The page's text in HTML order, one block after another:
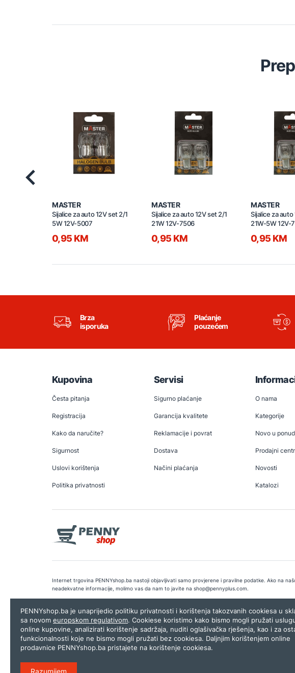
MASTER
Sijalice za auto 12V set 2/1
5W 12V-5007
0,95 KM
MASTER
Sijalice za auto 12V set 2/1
21W 12V-7506
0,95 KM
MASTER
Sijalice za auto
21W-5W 12V-
0,95 KM
Brza
isporuka
Plaćanje
pouzećem
Kupovina
Česta pitanja
Registracija
Kako da naručite?
Sigurnost
Uslovi korištenja
Politika privatnosti
Servisi
Sigurno plaćanje
Garancija kvalitete
Reklamacije i povrat
Dostava
Načini plaćanja
O nama
Kategorije
Novo u
Prodajni
Novosti
Katalozi
Internet trgovina PENNYshop.ba nastoji objavljivati samo provjerene i pravilne podatke. Ako na
neadekvatne informacije, molimo vas da nam to javite na shop@pennyplus.com.
Copyright © 2026.Penny plus d.o.o. Sarajevo.Dizajn i programiranje:Lampa.ba
PENNYshop.ba je unaprijedio politiku privatnosti i korištenja takozvanih cookiesa u
sa novom europskom regulativom. Cookiese koristimo kako bismo mogli pružati
online kupovine, analizirati korištenje sadržaja, nuditi oglašivačka rješenja, kao i za
funkcionalnosti koje ne bismo mogli pružati bez cookiesa. Daljnjim korištenjem online
prodavnice PENNYshop.ba pristajete na korištenje cookiesa.
Razumijem